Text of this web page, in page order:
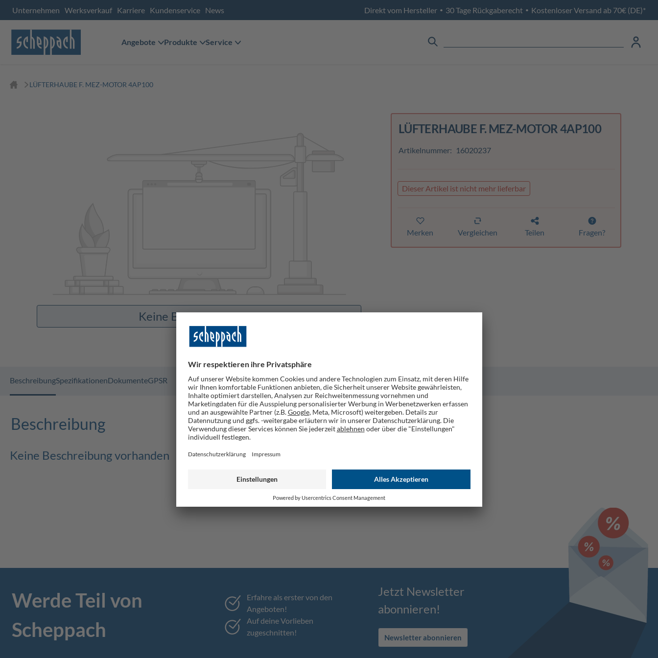
Unternehmen Werksverkauf Karriere Kundenservice News Direkt vom Hersteller • 30 Tage Rückgaberecht • Kostenloser Versand ab 70€ (DE)*
Angebote Produkte Service
LÜFTERHAUBE F. MEZ-MOTOR 4AP100
Keine Bilder vorhanden
LÜFTERHAUBE F. MEZ-MOTOR 4AP100
Artikelnummer: 16020237
Dieser Artikel ist nicht mehr lieferbar
Merken Vergleichen Teilen Fragen?
BeschreibungSpezifikationenDokumenteGPSR
Beschreibung
Keine Beschreibung vorhanden
Werde Teil von
Scheppach
Erfahre als erster von den
Angeboten!
Auf deine Vorlieben
zugeschnitten!
Jetzt Newsletter
abonnieren!
Newsletter abonnieren